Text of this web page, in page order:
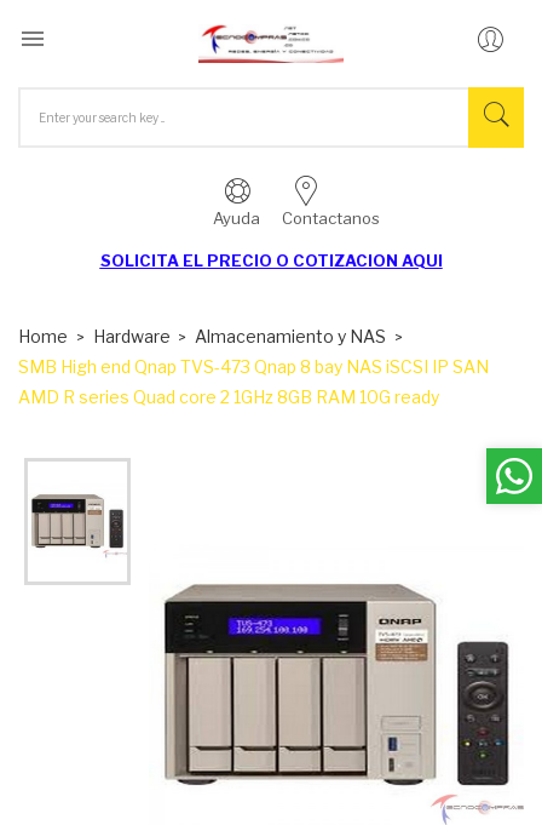

Ayuda Contactanos
SOLICITA EL PRECIO O COTIZACION AQUI
Home Hardware
Almacenamiento y NAS
SMB High end Qnap TVS-473 Qnap 8 bay NAS iSCSI IP SAN
AMD R series Quad core 2 1GHz 8GB RAM 10G ready